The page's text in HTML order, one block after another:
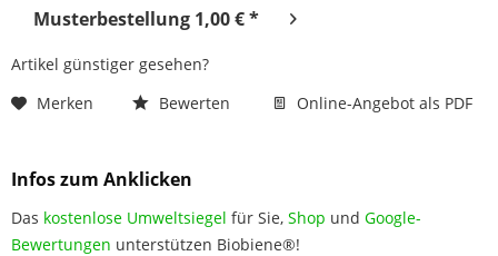
Musterbestellung 1,00 € *
Artikel günstiger gesehen?
Merken
Bewerten Online-Angebot als PDF
Infos zum Anklicken
Das kostenlose Umweltsiegel für Sie, Shop und Google-
Bewertungen unterstützen Biobiene®!